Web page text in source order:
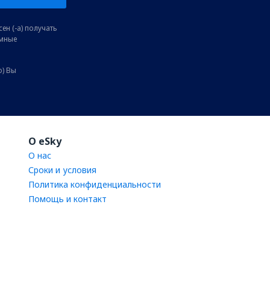
(-а) получать
Вы
O eSky
О нас
Сроки и условия
Политика конфиденциальности
Помощь и контакт